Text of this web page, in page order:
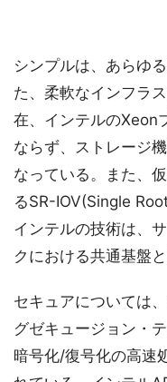
シンプルは、あらゆ
た、柔軟なインフラ
在、インテルのXeon
ならず、ストレージ
なっている。また、
るSR-IOV(Single
インテルの技術は、
クにおける共通基盤
セキュアについては
グゼキュージョン・
暗号化/復号化の高速